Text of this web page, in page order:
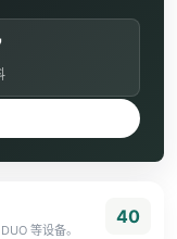
等设备。
40